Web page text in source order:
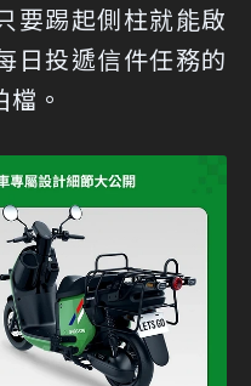
要踢起側柱就能啟
日投遞信件任務的
。